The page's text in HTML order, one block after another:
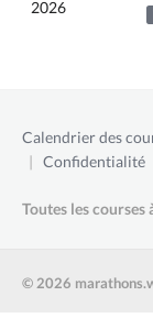
2026
Calendrier des
| Confidentialité
Toutes les courses
© 2026